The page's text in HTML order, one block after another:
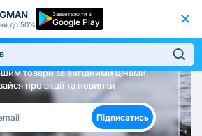
до 50%
Завантажити з
Google Play
в курсі!
товари за вигідними цінами,
про акції та новинки
Підписатись